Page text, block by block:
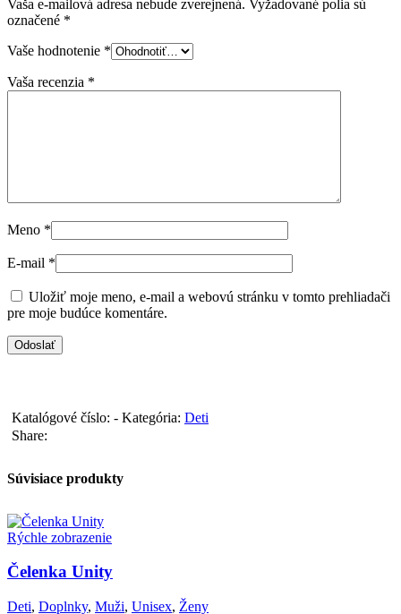
Vaša e-mailová adresa nebude zverejnená. Vyžadované polia sú
označené *
Vaše hodnotenie *
Vaša recenzia *
Meno *
E-mail *
Uložiť moje meno, e-mail a webovú stránku v tomto prehliadači
pre moje budúce komentáre.
Katalógové číslo: - Kategória: Deti
Share:
Súvisiace produkty
Rýchle zobrazenie
Čelenka Unity
Deti, Doplnky, Muži, Unisex, Ženy